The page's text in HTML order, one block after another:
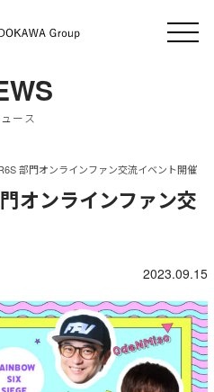
ース
部門オンラインファン交流イベント開催
オンラインファン交
2023.09.15